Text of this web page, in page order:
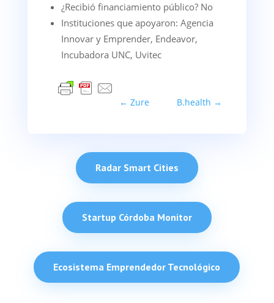
¿Recibió financiamiento público? No
Instituciones que apoyaron: Agencia
Innovar y Emprender, Endeavor,
Incubadora UNC, Uvitec
← Zure B.health →
Radar Smart Cities
Startup Córdoba Monitor
Ecosistema Emprendedor Tecnológico